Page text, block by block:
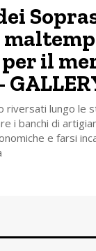
per il
riversati lungo le
i banchi di
e farsi